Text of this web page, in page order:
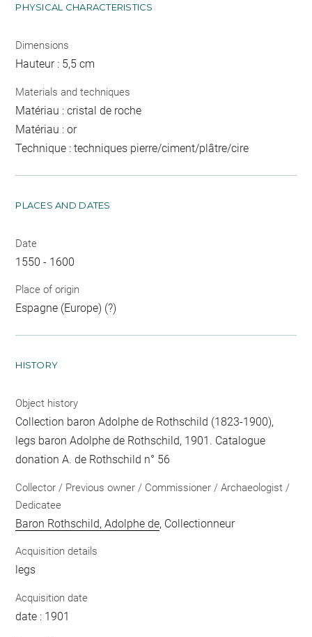
PHYSICAL CHARACTERISTICS
Dimensions
Hauteur : 5,5 cm
Materials and techniques
Matériau : cristal de roche
Matériau : or
Technique : techniques pierre/ciment/plâtre/cire
PLACES AND DATES
Date
1550 - 1600
Place of origin
Espagne (Europe) (?)
HISTORY
Object history
Collection baron Adolphe de Rothschild (1823-1900),
legs baron Adolphe de Rothschild, 1901. Catalogue
donation A. de Rothschild n° 56
Collector / Previous owner / Commissioner / Archaeologist /
Dedicatee
Baron Rothschild, Adolphe de, Collectionneur
Acquisition details
legs
Acquisition date
date : 1901